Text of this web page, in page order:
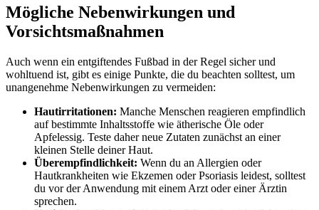
Mögliche Nebenwirkungen und
Vorsichtsmaßnahmen
Auch wenn ein entgiftendes Fußbad in der Regel sicher und
wohltuend ist, gibt es einige Punkte, die du beachten solltest, um
unangenehme Nebenwirkungen zu vermeiden:
Hautirritationen: Manche Menschen reagieren empfindlich
auf bestimmte Inhaltsstoffe wie ätherische Öle oder
Apfelessig. Teste daher neue Zutaten zunächst an einer
kleinen Stelle deiner Haut.
Überempfindlichkeit: Wenn du an Allergien oder
Hautkrankheiten wie Ekzemen oder Psoriasis leidest, solltest
du vor der Anwendung mit einem Arzt oder einer Ärztin
sprechen.